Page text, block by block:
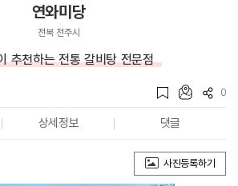
연와미당
전북 전주시
추천하는 전통 갈비탕 전문점
0
상세정보 댓글
사진등록하기